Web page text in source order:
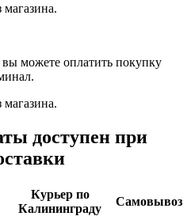
можете оплатить покупку
доступен при
Курьер по
Калининграду
Самовывоз